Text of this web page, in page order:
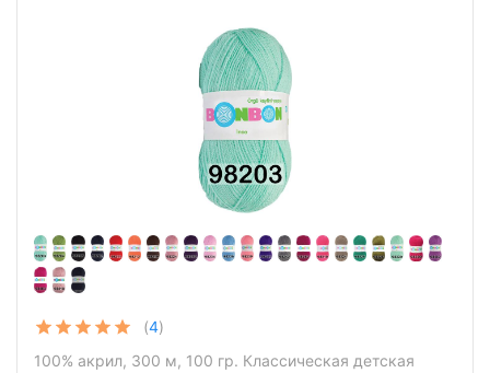
(4)
100% акрил, 300 м, 100 гр. Классическая детская